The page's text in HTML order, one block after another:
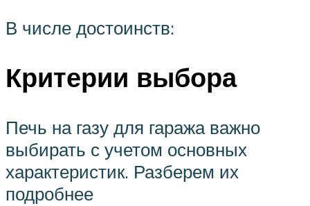
В числе достоинств:
Критерии выбора
Печь на газу для гаража важно
выбирать с учетом основных
характеристик. Разберем их
подробнее